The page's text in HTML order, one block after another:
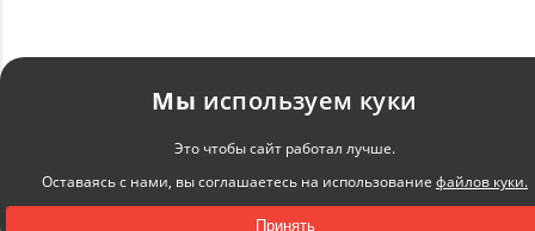
Мы используем куки
Это чтобы сайт работал лучше.
Оставаясь с нами, вы соглашаетесь на использование файлов куки.
Принять